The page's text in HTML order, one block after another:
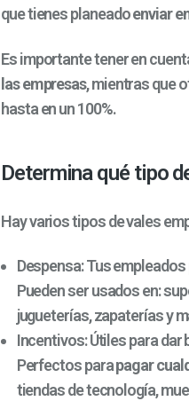
que tienes planeadoenviar
Es importante tener en
las empresas, mientras que
hasta en un 100%.
Determina qué tipo
Hay varios tipos de vales
Despensa:Tus empleados
Pueden ser usados en:
jugueterías, zapaterías y
Incentivos: Útiles para
Perfectos parapagar
tiendas de tecnología,